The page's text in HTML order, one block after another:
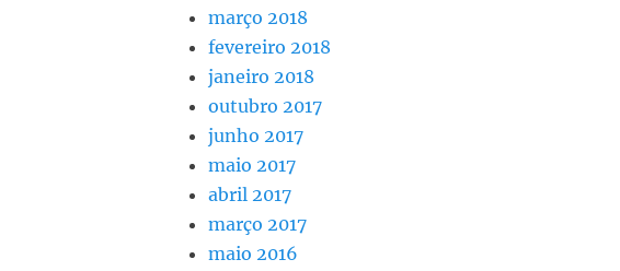
março 2018
fevereiro 2018
janeiro 2018
outubro 2017
junho 2017
maio 2017
abril 2017
março 2017
maio 2016